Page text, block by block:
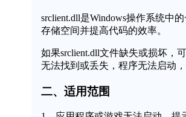
srclient.dll是Windows操作系统中
存储空间并提高代码的效率。
如果srclient.dll文件缺失或损坏，
无法找到或丢失，程序无法启动，
二、适用范围